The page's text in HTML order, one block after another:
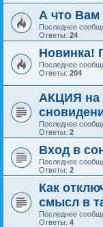
А что Вам
Последнее
Ответы: 24
Новинка!
Последнее
Ответы: 204
АКЦИЯ на
Последнее
Ответы: 2
Вход в
Последнее
Ответы: 2
Как
смысл в
Последнее
Ответы: 4